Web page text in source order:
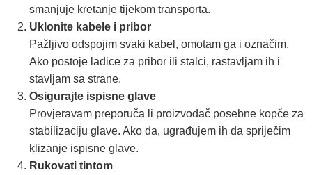
smanjuje kretanje tijekom transporta.
Uklonite kabele i pribor
Pažljivo odspojim svaki kabel, omotam ga i označim.
Ako postoje ladice za pribor ili stalci, rastavljam ih i
stavljam sa strane.
Osigurajte ispisne glave
Provjeravam preporuča li proizvođač posebne kopče za
stabilizaciju glave. Ako da, ugrađujem ih da spriječim
klizanje ispisne glave.
Rukovati tintom